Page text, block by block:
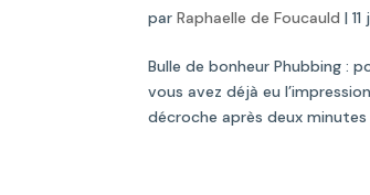
parRaphaelle de Foucauld |
Bulle de bonheur Phubbing :
vous avez déjà eu
décroche après deux minutes